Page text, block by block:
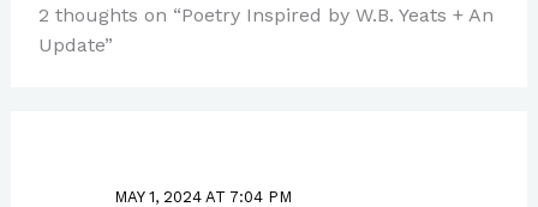
2 thoughts on “Poetry Inspired by W.B. Yeats + An
Update”
MAY 1, 2024 AT 7:04 PM